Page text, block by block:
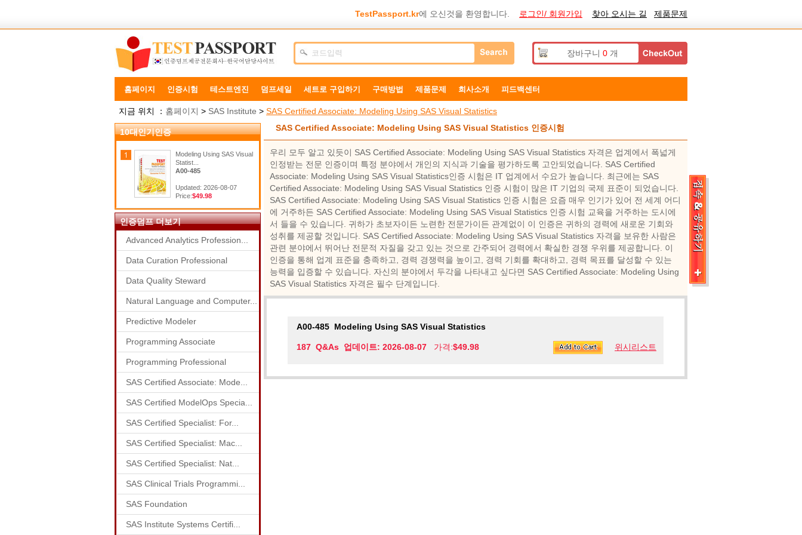
TestPassport.kr에 오신것을 환영합니다. 로그인/ 회원가입 찾아 오시는 길 제품문제
장바구니 0개
홈페이지 인증시험 테스트엔진 덤프세일 세트로 구입하기 구매방법 제품문제 희사소개 피드백센터
지금 위치 ： 홈페이지 > SAS Institute > SAS Certified Associate: Modeling Using SAS Visual Statistics
10대인기인증
Modeling Using SAS Visual
Statist...
A00-485
Updated: 2026-08-07
Price:$49.98
인증덤프 더보기
Advanced Analytics Profession...
Data Curation Professional
Data Quality Steward
Natural Language and Computer...
Predictive Modeler
Programming Associate
Programming Professional
SAS Certified Associate: Mode...
SAS Certified ModelOps Specia...
SAS Certified Specialist: For...
SAS Certified Specialist: Mac...
SAS Certified Specialist: Nat...
SAS Clinical Trials Programmi...
SAS Foundation
SAS Institute Systems Certifi...
SAS Certified Associate: Modeling Using SAS Visual Statistics 인증시험
우리 모두 알고 있듯이 SAS Certified Associate: Modeling Using SAS Visual Statistics 자격은 업계에서 폭넓게
인정받는 전문 인증이며 특정 분야에서 개인의 지식과 기술을 평가하도록 고안되었습니다. SAS Certified
Associate: Modeling Using SAS Visual Statistics인증 시험은 IT 업계에서 수요가 높습니다. 최근에는 SAS
Certified Associate: Modeling Using SAS Visual Statistics 인증 시험이 많은 IT 기업의 국제 표준이 되었습니다.
SAS Certified Associate: Modeling Using SAS Visual Statistics 인증 시험은 요즘 매우 인기가 있어 전 세계 어디
에 거주하든 SAS Certified Associate: Modeling Using SAS Visual Statistics 인증 시험 교육을 거주하는 도시에
서 들을 수 있습니다. 귀하가 초보자이든 노련한 전문가이든 관계없이 이 인증은 귀하의 경력에 ​​새로운 기회와
성취를 제공할 것입니다. SAS Certified Associate: Modeling Using SAS Visual Statistics 자격을 보유한 사람은
관련 분야에서 뛰어난 전문적 자질을 갖고 있는 것으로 간주되어 경력에서 확실한 경쟁 우위를 제공합니다. 이
인증을 통해 업계 표준을 충족하고, 경력 경쟁력을 높이고, 경력 기회를 확대하고, 경력 목표를 달성할 수 있는
능력을 입증할 수 있습니다. 자신의 분야에서 두각을 나타내고 싶다면 SAS Certified Associate: Modeling Using
SAS Visual Statistics 자격은 필수 단계입니다.
A00-485 Modeling Using SAS Visual Statistics
위시리스트
187 Q&As 업데이트: 2026-08-07 가격:$49.98